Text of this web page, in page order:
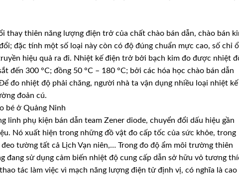
thay thiên năng lượng điện trở của chất chào bán dẫn, chào bán
đặc tính một số loại này còn có độ đúng chuẩn mực cao, số chỉ
hiệu quả ra đi. Nhiệt kế điện trở bởi bạch kim đo được nhiệt
đến 300 °C; đồng 50 °C – 180 °C; bởi các hóa học chào bán dẫn
đo nhiệt độ phải chăng, người nhà ta vận dụng nhiều loại nhiệt kế
đoản cú.
bé ở Quảng Ninh
linh phụ kiện bán dẫn team Zener diode, chuyển đổi dấu hiệu gần
Nó xuất hiện trong những đồ vật đo cấp tốc của sức khỏe, trong
tường tất cả Lịch Vạn niên,… Trong đo độ ẩm môi trường thiên
đang sử dụng cảm biến nhiệt độ cung cấp dẫn sở hữu vỏ tương
tác làm việc vì mạch năng lượng điện tử định vị, có nghĩa là cao